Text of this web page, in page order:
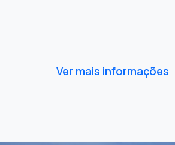
Ver mais informações